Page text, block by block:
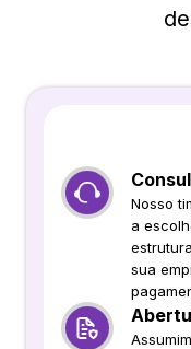
Nosso
a
sua